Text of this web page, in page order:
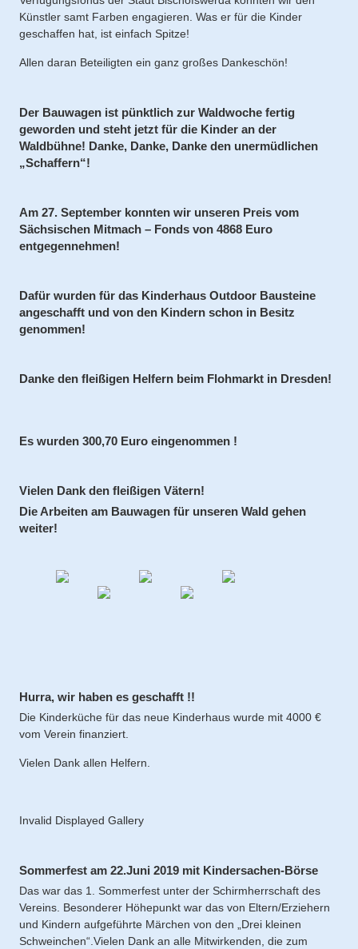
Künstler samt Farben engagieren. Was er für die Kinder
geschaffen hat, ist einfach Spitze!
Allen daran Beteiligten ein ganz großes Dankeschön!
Der Bauwagen ist pünktlich zur Waldwoche fertig
geworden und steht jetzt für die Kinder an der
Waldbühne! Danke, Danke, Danke den unermüdlichen
„Schaffern“!
Am 27. September konnten wir unseren Preis vom
Sächsischen Mitmach – Fonds von 4868 Euro
entgegennehmen!
Dafür wurden für das Kinderhaus Outdoor Bausteine
angeschafft und von den Kindern schon in Besitz
genommen!
Danke den fleißigen Helfern beim Flohmarkt in Dresden!
Es wurden 300,70 Euro eingenommen !
Vielen Dank den fleißigen Vätern!
Die Arbeiten am Bauwagen für unseren Wald gehen
weiter!
Hurra, wir haben es geschafft !!
Die Kinderküche für das neue Kinderhaus wurde mit 4000 €
vom Verein finanziert.
Vielen Dank allen Helfern.
Invalid Displayed Gallery
Sommerfest am 22.Juni 2019 mit Kindersachen-Börse
Das war das 1. Sommerfest unter der Schirmherrschaft des
Vereins. Besonderer Höhepunkt war das von Eltern/Erziehern
und Kindern aufgeführte Märchen von den „Drei kleinen
Schweinchen“.Vielen Dank an alle Mitwirkenden, die zum